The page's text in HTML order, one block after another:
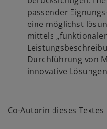
e
g
i
s
t
e
a
r
n
e
u
e
n
g
passender
eine möglichst
mittels „funktionaler
Durchführung von
innovative
Co-Autorin dieses